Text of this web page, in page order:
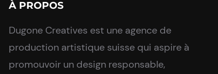
À PROPOS
Dugone Creatives est une agence de
production artistique suisse qui aspire à
promouvoir un design responsable,